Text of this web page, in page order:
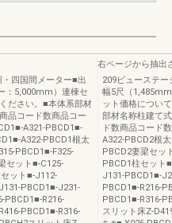
四国間メーター■出
：5,000mm）連棟セ
ださい。■本体系部材
品コード数商品コー
A321-PBCD1■-
A322-PBCD1根太
PBCD1■-F325-
セット■-C125-
ット■-J112-
PBCD1■-J231-
PBCD1■-R216-
PBCD1■-R316-
右ページから抽出
209ビューステ
幅5尺（
ット価格につい
部材名称柱建て
ド数商品コード
A322-PBCD2根
PBCD2妻梁セッ
PBCD1柱セット
J131-PBCD1■-
PBCD1■-R216-
PBCD1■-R316-
スリット床Z-